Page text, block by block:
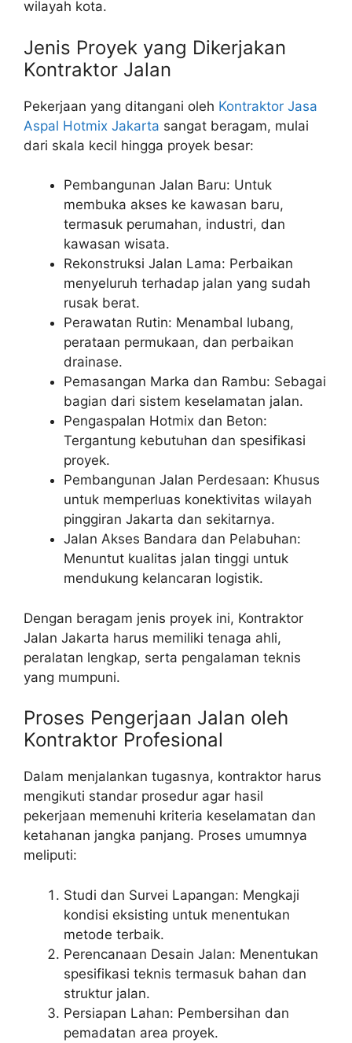
wilayah kota.
Jenis Proyek yang Dikerjakan
Kontraktor Jalan
Pekerjaan yang ditangani oleh Kontraktor Jasa
Aspal Hotmix Jakarta sangat beragam, mulai
dari skala kecil hingga proyek besar:
Pembangunan Jalan Baru: Untuk
membuka akses ke kawasan baru,
termasuk perumahan, industri, dan
kawasan wisata.
Rekonstruksi Jalan Lama: Perbaikan
menyeluruh terhadap jalan yang sudah
rusak berat.
Perawatan Rutin: Menambal lubang,
perataan permukaan, dan perbaikan
drainase.
Pemasangan Marka dan Rambu: Sebagai
bagian dari sistem keselamatan jalan.
Pengaspalan Hotmix dan Beton:
Tergantung kebutuhan dan spesifikasi
proyek.
Pembangunan Jalan Perdesaan: Khusus
untuk memperluas konektivitas wilayah
pinggiran Jakarta dan sekitarnya.
Jalan Akses Bandara dan Pelabuhan:
Menuntut kualitas jalan tinggi untuk
mendukung kelancaran logistik.
Dengan beragam jenis proyek ini, Kontraktor
Jalan Jakarta harus memiliki tenaga ahli,
peralatan lengkap, serta pengalaman teknis
yang mumpuni.
Proses Pengerjaan Jalan oleh
Kontraktor Profesional
Dalam menjalankan tugasnya, kontraktor harus
mengikuti standar prosedur agar hasil
pekerjaan memenuhi kriteria keselamatan dan
ketahanan jangka panjang. Proses umumnya
meliputi:
Studi dan Survei Lapangan: Mengkaji
kondisi eksisting untuk menentukan
metode terbaik.
Perencanaan Desain Jalan: Menentukan
spesifikasi teknis termasuk bahan dan
struktur jalan.
Persiapan Lahan: Pembersihan dan
pemadatan area proyek.